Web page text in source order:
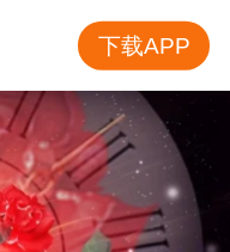
下载APP